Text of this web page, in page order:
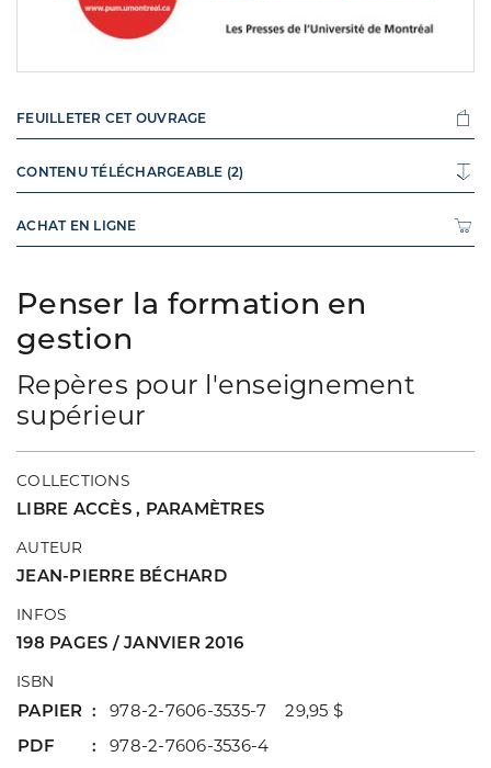
Penser la formation en
gestion
Repères pour l'enseignement
supérieur
COLLECTIONS
LIBRE ACCÈS , PARAMÈTRES
AUTEUR
JEAN-PIERRE BÉCHARD
INFOS
198 PAGES / JANVIER 2016
ISBN
PAPIER
978-2-7606-3535-7 29,95 $
PDF
978-2-7606-3536-4
FEUILLETER CET OUVRAGE
CONTENU TÉLÉCHARGEABLE (2)
ACHAT EN LIGNE